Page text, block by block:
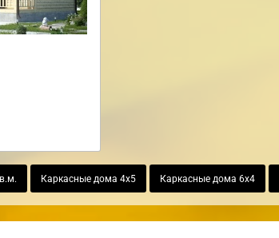
Каркасные дома 4х5 Каркасные дома 6х4